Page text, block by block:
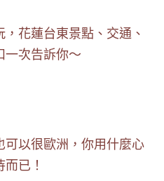
花蓮台東景點、交通、
一次告訴你～
可以很歐洲，你用什麼心
已！